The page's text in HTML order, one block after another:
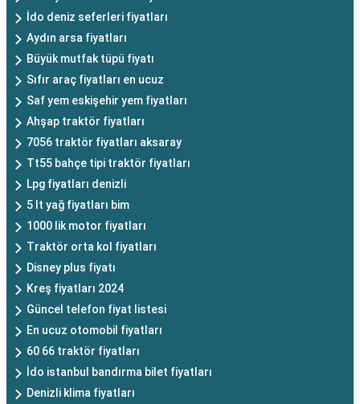
İdo deniz seferleri fiyatları
Aydın arsa fiyatları
Büyük mutfak tüpü fiyatı
Sıfır araç fiyatları en ucuz
Saf yem eskişehir yem fiyatları
Ahşap traktör fiyatları
7056 traktör fiyatları aksaray
Tt55 bahçe tipi traktör fiyatları
Lpg fiyatları denizli
5 lt yağ fiyatları bim
1000 lik motor fiyatları
Traktör orta kol fiyatları
Disney plus fiyatı
Kreş fiyatları 2024
Güncel telefon fiyat listesi
En ucuz otomobil fiyatları
60 66 traktör fiyatları
İdo istanbul bandırma bilet fiyatları
Denizli klima fiyatları